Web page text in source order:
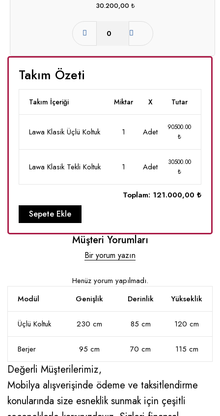
30.200,00 ₺
Takım Özeti
Takım İçeriği Miktar X Tutar
Lawa Klasik Üçlü Koltuk 1 Adet
90500.00
₺
Lawa Klasik Tekli Koltuk 1 Adet
30500.00
₺
Toplam: 121.000,00 ₺
Sepete Ekle
Müşteri Yorumları
Bir yorum yazın
Henüz yorum yapılmadı.
Modül
Genişlik Derinlik Yükseklik
Üçlü Koltuk 230 cm 85 cm 120 cm
Berjer 95 cm 70 cm 115 cm
Değerli Müşterilerimiz,
Mobilya alışverişinde ödeme ve taksitlendirme
konularında size esneklik sunmak için çeşitli